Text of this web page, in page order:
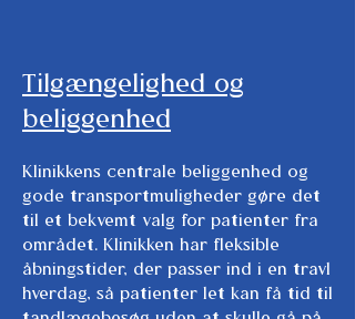
Tilgængelighed og
beliggenhed
Klinikkens centrale beliggenhed og
gode transportmuligheder gøre det
til et bekvemt valg for patienter fra
området. Klinikken har fleksible
åbningstider, der passer ind i en travl
hverdag, så patienter let kan få tid til